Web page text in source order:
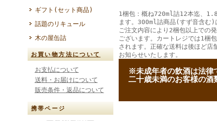
ギフト(セット商品)
話題のリキュール
木の屋缶詰
お買い物方法について
お支払について
送料・お届けについて
販売条件・返品について
携帯ページ
1梱包：概ね720ml詰12本迄、
ます。300ml詰商品(すず音含む)
ご注文内容により2梱包以上での
ございます。カートレジでは1梱
されます。正確な送料は後ほど店
お知らせいたします。
※未成年者の飲酒は法律
二十歳未満のお客様の酒